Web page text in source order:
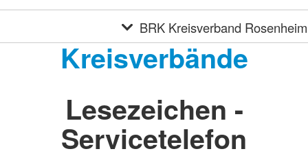
BRK Kreisverband Rosenheim
Kreisverbände
Lesezeichen -
Servicetelefon